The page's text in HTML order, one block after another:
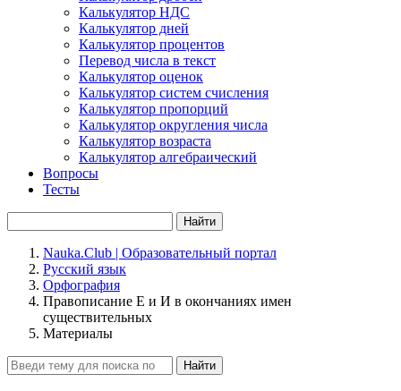
Калькулятор НДС
Калькулятор дней
Калькулятор процентов
Перевод числа в текст
Калькулятор оценок
Калькулятор систем счисления
Калькулятор пропорций
Калькулятор округления числа
Калькулятор возраста
Калькулятор алгебраический
Вопросы
Тесты
Найти
Nauka.Club | Образовательный портал
Русский язык
Орфография
Правописание Е и И в окончаниях имен
существительных
Материалы
Найти